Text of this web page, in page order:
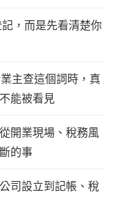
，而是先看清楚你
主查這個詞時，真
能被看見
開業現場、稅務風
的事
司設立到記帳、稅